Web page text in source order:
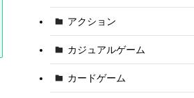
アクション
カジュアルゲーム
カードゲーム